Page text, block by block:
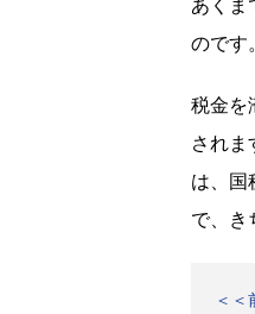
あくま
のです
税金を
されま
は、国
で、き
＜＜